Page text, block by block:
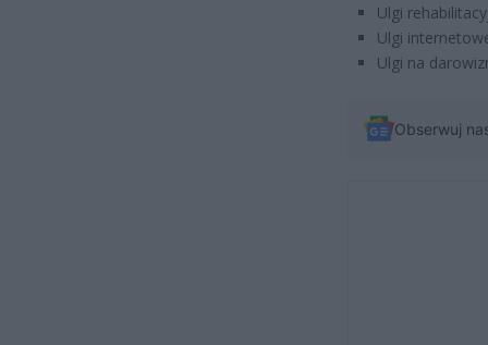
Ulgi
Ulgi
Ulgi na
Obserwuj